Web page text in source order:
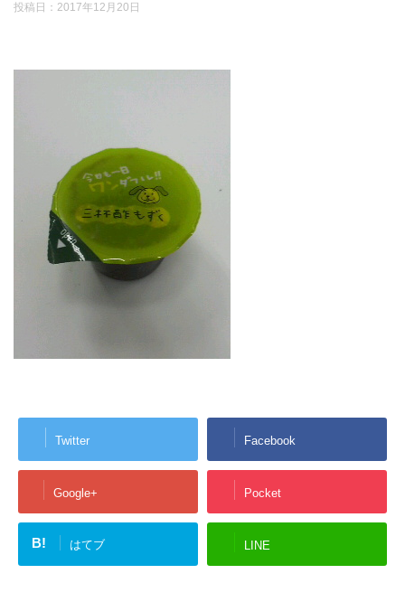
投稿日： 2017年12月20日
Twitter Facebook
Google+ Pocket
B! はてブ LINE